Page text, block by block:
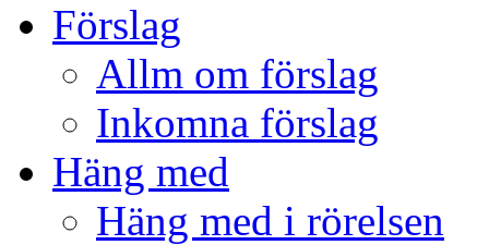
Förslag
Allm om förslag
Inkomna förslag
Häng med
Häng med i rörelsen